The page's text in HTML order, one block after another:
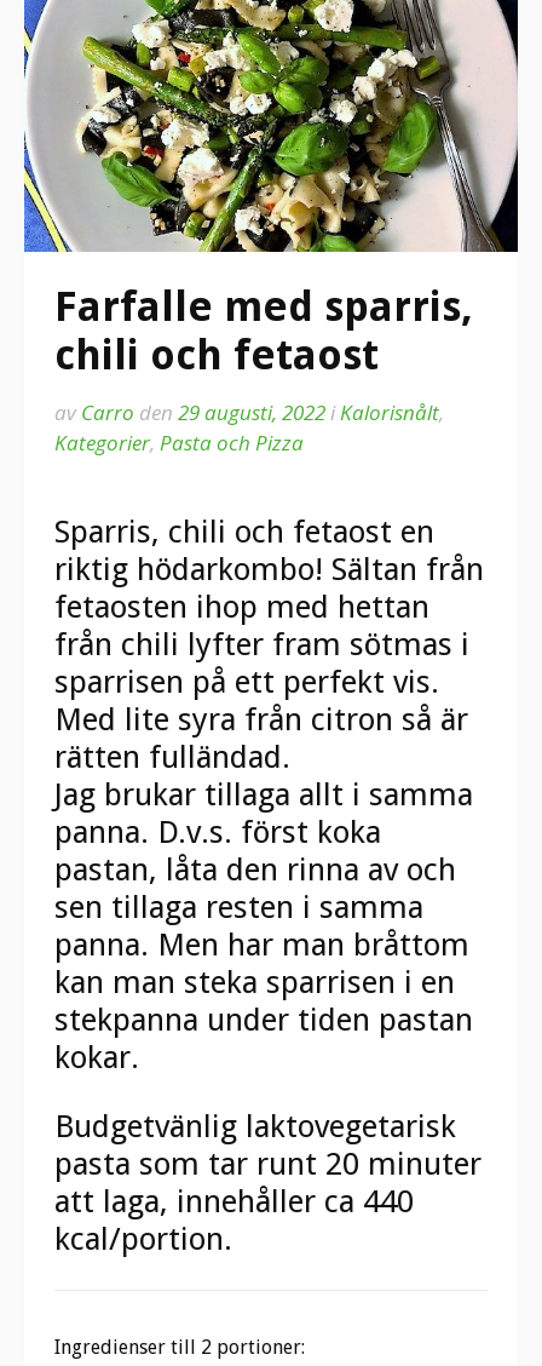
Farfalle med sparris,
chili och fetaost
avCarro den 29 augusti, 2022iKalorisnålt,
Kategorier, Pasta och Pizza
Sparris, chili och fetaost en
riktig hödarkombo! Sältan från
fetaosten ihop med hettan
från chili lyfter fram sötmas i
sparrisen på ett perfekt vis.
Med lite syra från citron så är
rätten fulländad.
Jag brukar tillaga allt i samma
panna. D.v.s. först koka
pastan, låta den rinna av och
sen tillaga resten i samma
panna. Men har man bråttom
kan man steka sparrisen i en
stekpanna under tiden pastan
kokar.
Budgetvänlig laktovegetarisk
pasta som tar runt 20 minuter
att laga, innehåller ca 440
kcal/portion.
Ingredienser till 2 portioner: